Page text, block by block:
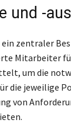
und -
ein zentraler
Mitarbeiter
um die
die jeweilige
von